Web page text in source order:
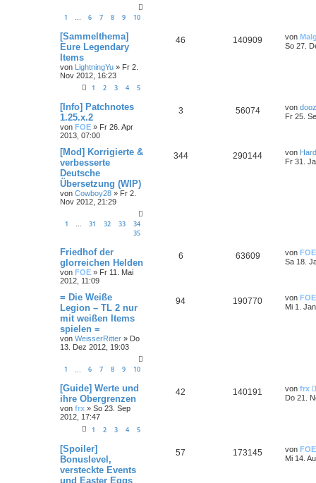
1 … 6 7 8 9 10
[Sammelthema]
Eure Legendary
Items
von LightningYu » Fr 2.
Nov 2012, 16:23
1 2 3 4 5
46 140909 von
So 27.
[Info] Patchnotes
1.25.x.2
von FOE » Fr 26. Apr
2013, 07:00
3 56074 von
Fr 25.
[Mod] Korrigierte &
verbesserte
Deutsche
Übersetzung (WIP)
von Cowboy28 » Fr 2.
Nov 2012, 21:29
1 … 31 32 33
34
35
344 290144 von
Fr 31.
Friedhof der
glorreichen Helden
von FOE » Fr 11. Mai
2012, 11:09
6 63609 von FOE
Sa 18.
= Die Weiße
Legion – TL 2 nur
mit weißen Items
spielen =
von WeisserRitter » Do
13. Dez 2012, 19:03
1 6 7 8 9 10
94 190770 von FOE
Mi 1.
[Guide] Werte und
ihre Obergrenzen
von frx » So 23. Sep
2012, 17:47
1 2 3 4 5
42 140191 von frx
Do 21.
[Spoiler]
Bonuslevel,
versteckte Events
und Easter Eggs
57 173145 von FOE
Mi 14.